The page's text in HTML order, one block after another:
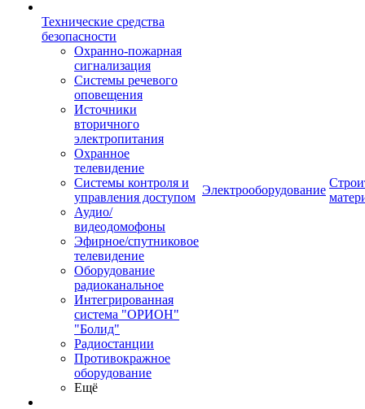
Технические средства
безопасности
Охранно-пожарная
сигнализация
Системы речевого
оповещения
Источники
вторичного
электропитания
Охранное
телевидение
Системы контроля и
управления доступом
Аудио/
видеодомофоны
Эфирное/спутниковое
телевидение
Оборудование
радиоканальное
Интегрированная
система "ОРИОН"
"Болид"
Радиостанции
Противокражное
оборудование
Ещё
Электрооборудование